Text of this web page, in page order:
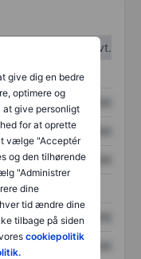
give dig en bedre
optimere og
give personligt
for at oprette
vælge "Acceptér
og den tilhørende
"Administrer
dine
tid ændre dine
tilbage på siden
cookiepolitik
2. kvt.
XXXXXXX
XXXXXXX
XXXXXXX
XXXXXXX